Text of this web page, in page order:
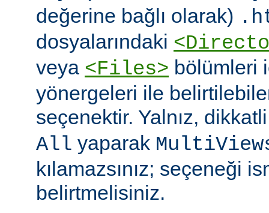
değerine bağlı olarak)
dosyalarındaki
veya <Files> bölümleri
yönergeleri ile
seçenektir. Yalnız,
All yaparak
kılamazsınız; seçeneği
belirtmelisiniz.